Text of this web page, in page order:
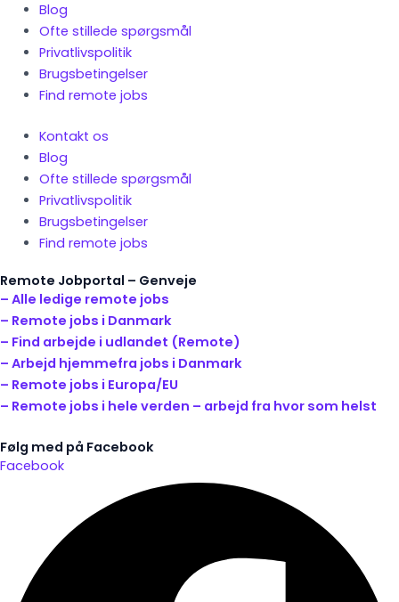
Blog
Ofte stillede spørgsmål
Privatlivspolitik
Brugsbetingelser
Find remote jobs
Kontakt os
Blog
Ofte stillede spørgsmål
Privatlivspolitik
Brugsbetingelser
Find remote jobs
Remote Jobportal – Genveje
– Alle ledige remote jobs
– Remote jobs i Danmark
– Find arbejde i udlandet (Remote)
– Arbejd hjemmefra jobs i Danmark
– Remote jobs i Europa/EU
– Remote jobs i hele verden – arbejd fra hvor som helst
Følg med på Facebook
Facebook